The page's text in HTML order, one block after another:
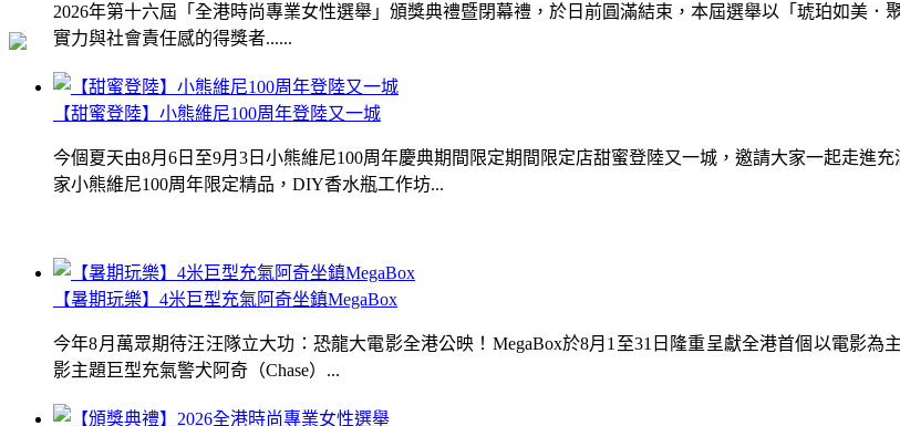
2026年第十六屆「全港時尚專業女性選舉」頒獎典禮暨閉幕禮，於日前圓滿結束，本屆選舉以「琥珀如美
實力與社會責任感的得獎者......
【暑期玩樂】4米巨型充氣阿奇坐鎮MegaBox
今年8月萬眾期待汪汪隊立大功：恐龍大電影全港公映！MegaBox於8月1至31日隆重呈獻全港首個以電影
影主題巨型充氣警犬阿奇（Chase）...
【甜蜜登陸】小熊維尼100周年登陸又一城
今個夏天由8月6日至9月3日小熊維尼100周年慶典期間限定期間限定店甜蜜登陸又一城，邀請大家一起走進
家小熊維尼100周年限定精品，DIY香水瓶工作坊...